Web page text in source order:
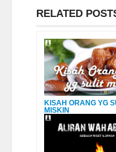
RELATED
KISAH ORANG YG
MISKIN